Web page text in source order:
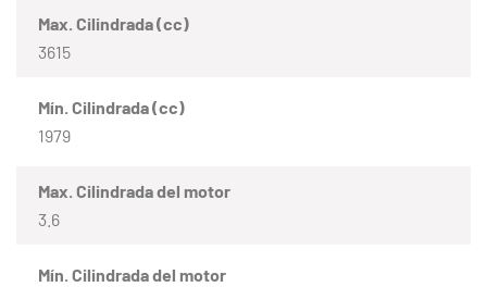
Max. Cilindrada (cc)
3615
Mín. Cilindrada (cc)
1979
Max. Cilindrada del motor
3.6
Mín. Cilindrada del motor